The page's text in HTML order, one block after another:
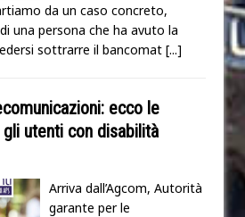
da un caso concreto,
una persona che ha avuto la
sottrarre il bancomat [...]
ecco le
utenti con disabilità
Arriva dall’Agcom, Autorità
garante per le